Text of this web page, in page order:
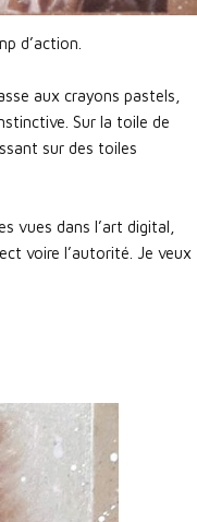
d’action.
aux crayons pastels,
Sur la toile de
sur des toiles
vues dans l’art digital,
voire l’autorité. Je veux